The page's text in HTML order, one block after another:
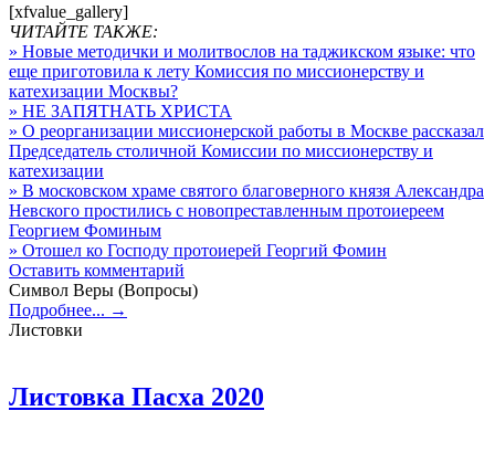
[xfvalue_gallery]
ЧИТАЙТЕ ТАКЖЕ:
» Новые методички и молитвослов на таджикском языке: что
еще приготовила к лету Комиссия по миссионерству и
катехизации Москвы?
» НЕ ЗАПЯТНАТЬ ХРИСТА
» О реорганизации миссионерской работы в Москве рассказал
Председатель столичной Комиссии по миссионерству и
катехизации
» В московском храме святого благоверного князя Александра
Невского простились с новопреставленным протоиереем
Георгием Фоминым
» Отошел ко Господу протоиерей Георгий Фомин
Оставить комментарий
Символ Веры (Вопросы)
Подробнее... →
Листовки
Листовка Пасха 2020